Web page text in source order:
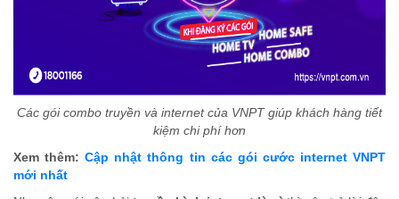
Các gói combo truyền và internet của VNPT giúp khách hàng tiết
kiệm chi phí hơn
Xem thêm:Cập nhật thông tin các gói cước internet VNPT
mới nhất